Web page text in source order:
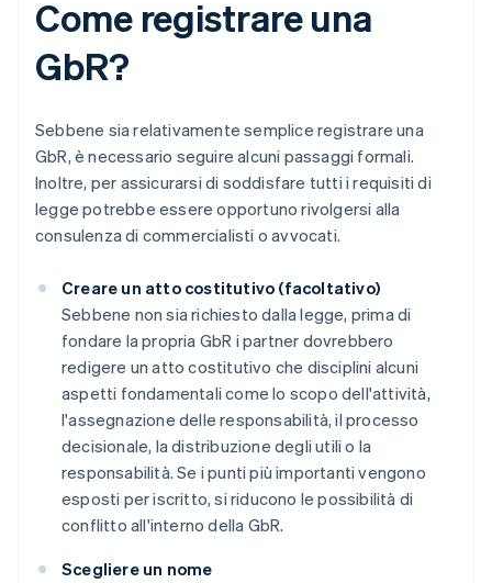
Come registrare una
GbR?
Sebbene sia relativamente semplice registrare una
GbR, è necessario seguire alcuni passaggi formali.
Inoltre, per assicurarsi di soddisfare tutti i requisiti di
legge potrebbe essere opportuno rivolgersi alla
consulenza di commercialisti o avvocati.
Creare un atto costitutivo (facoltativo)
Sebbene non sia richiesto dalla legge, prima di
fondare la propria GbR i partner dovrebbero
redigere un atto costitutivo che disciplini alcuni
aspetti fondamentali come lo scopo dell'attività,
l'assegnazione delle responsabilità, il processo
decisionale, la distribuzione degli utili o la
responsabilità. Se i punti più importanti vengono
esposti per iscritto, si riducono le possibilità di
conflitto all'interno della GbR.
Scegliere un nome